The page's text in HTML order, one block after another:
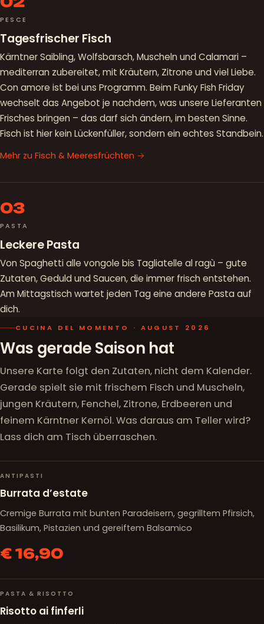
PESCE
Tagesfrischer Fisch
Kärntner Saibling, Wolfsbarsch, Muscheln und Calamari –
mediterran zubereitet, mit Kräutern, Zitrone und viel Liebe.
Con amore ist bei uns Programm. Beim Funky Fish Friday
wechselt das Angebot je nachdem, was unsere Lieferanten
Frisches bringen – das darf sich ändern, im besten Sinne.
Fisch ist hier kein Lückenfüller, sondern ein echtes Standbein.
Mehr zu Fisch & Meeresfrüchten →
03
PASTA
Leckere Pasta
Von Spaghetti alle vongole bis Tagliatelle al ragù – gute
Zutaten, Geduld und Saucen, die immer frisch entstehen.
Am Mittagstisch wartet jeden Tag eine andere Pasta auf
dich.
CUCINA DEL MOMENTO · AUGUST 2026
Was gerade Saison hat
Unsere Karte folgt den Zutaten, nicht dem Kalender.
Gerade spielt sie mit frischem Fisch und Muscheln,
jungen Kräutern, Fenchel, Zitrone, Erdbeeren und
feinem Kärntner Kernöl. Was daraus am Teller wird?
Lass dich am Tisch überraschen.
ANTIPASTI
Burrata d’estate
Cremige Burrata mit bunten Paradeisern, gegrilltem Pfirsich,
Basilikum, Pistazien und gereiftem Balsamico
€ 16,90
PASTA & RISOTTO
Risotto ai finferli